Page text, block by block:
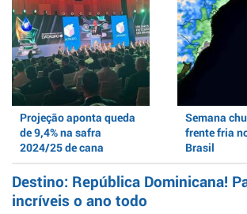
Projeção aponta queda
de 9,4% na safra
2024/25 de cana
Semana
frente fria
Brasil
Destino: República Dominicana!
incríveis o ano todo